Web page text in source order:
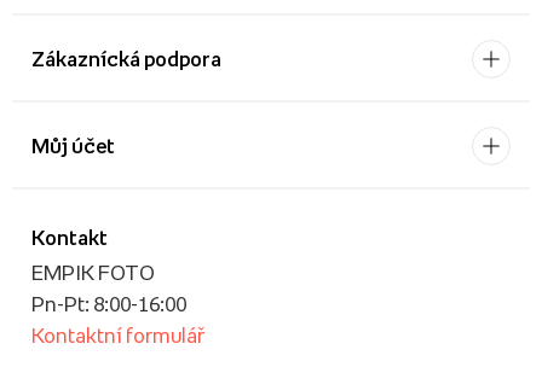
Zákaznícká podpora
Kontakt
EMPIK FOTO
Pn-Pt: 8:00-16:00
Kontaktní formulář
Můj účet